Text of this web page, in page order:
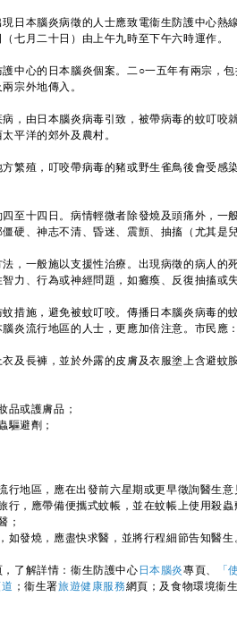
本腦炎病徵的人士應致電衞生防護中心熱
七月二十日）由上午九時至下午六時運作。
心的日本腦炎個案。二○一五年有兩宗，包
宗外地傳入。
由日本腦炎病毒引致，被帶病毒的蚊叮咬
平洋的郊外及農村。
殖，叮咬帶病毒的豬或野生雀鳥後會受感
十四日。病情輕微者除發燒及頭痛外，一
硬、神志不清、昏迷、震顫、抽搐（尤其是
一般施以支援性治療。出現病徵的病人的
智力、行為或神經問題，如癱瘓、反復抽
施，避免被蚊叮咬。傳播日本腦炎病毒的
炎流行地區的人士，更應加倍注意。市民應
及長褲，並於外露的皮膚及衣服塗上含避蚊
品或護膚品；
驅避劑；
行地區，應在出發前六星期或更早徵詢醫生
行，應帶備便攜式蚊帳，並在蚊帳上使用殺
；
如發燒，應盡快求醫，並將行程細節告知醫生
了解詳情：衞生防護中心 日本腦炎專頁、
「
；衞生署旅遊健康服務網頁；及食物環境衞